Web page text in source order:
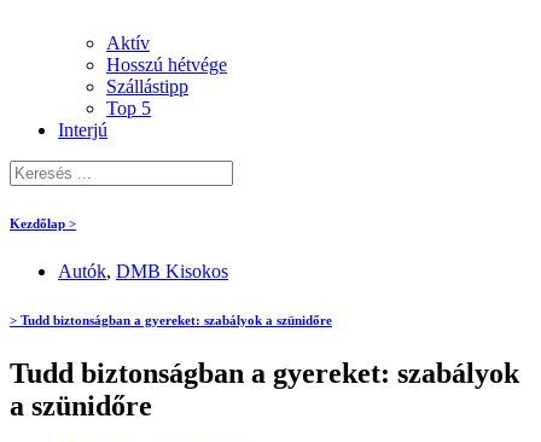
Aktív
Hosszú hétvége
Szállástipp
Top 5
Interjú
Kezdőlap >
Autók, DMB Kisokos
> Tudd biztonságban a gyereket: szabályok a szünidőre
Tudd biztonságban a gyereket: szabályok
a szünidőre